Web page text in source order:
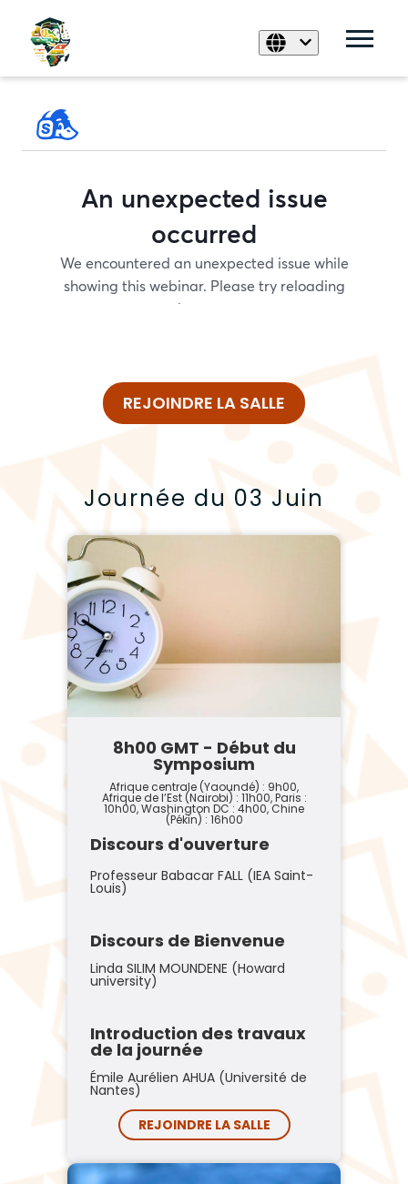
REJOINDRE LA SALLE
Journée du 03 Juin
8h00 GMT - Début du
Symposium
Afrique centrale (Yaoundé) : 9h00,
Afrique de l’Est (Nairobi) : 11h00, Paris :
10h00, Washington DC : 4h00, Chine
(Pékin) : 16h00
Discours d'ouverture
Professeur Babacar FALL (IEA Saint-
Louis)
Discours de Bienvenue
Linda SILIM MOUNDENE (Howard
university)
Introduction des travaux
de la journée
Émile Aurélien AHUA (Université de
Nantes)
REJOINDRE LA SALLE